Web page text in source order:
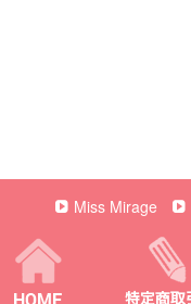
Miss Mirage